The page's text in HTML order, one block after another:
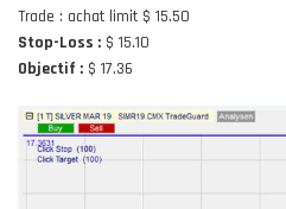
Trade : achat limit $ 15.50
Stop-Loss : $ 15.10
Objectif : $ 17.36